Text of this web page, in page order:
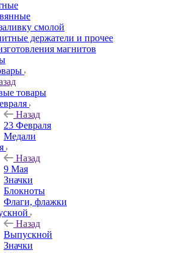
смолой
держатели и прочее
магнитов
товары
Назад
23 Февраля
Медали
Назад
9 Мая
Значки
Блокноты
Флаги, флажки
Назад
Выпускной
Значки